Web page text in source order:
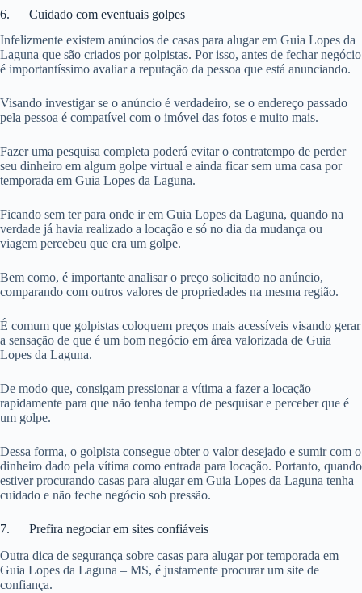
6. Cuidado com eventuais golpes
Infelizmente existem anúncios de casas para alugar em Guia Lopes da
Laguna que são criados por golpistas. Por isso, antes de fechar negócio
é importantíssimo avaliar a reputação da pessoa que está anunciando.
Visando investigar se o anúncio é verdadeiro, se o endereço passado
pela pessoa é compatível com o imóvel das fotos e muito mais.
Fazer uma pesquisa completa poderá evitar o contratempo de perder
seu dinheiro em algum golpe virtual e ainda ficar sem uma casa por
temporada em Guia Lopes da Laguna.
Ficando sem ter para onde ir em Guia Lopes da Laguna, quando na
verdade já havia realizado a locação e só no dia da mudança ou
viagem percebeu que era um golpe.
Bem como, é importante analisar o preço solicitado no anúncio,
comparando com outros valores de propriedades na mesma região.
É comum que golpistas coloquem preços mais acessíveis visando gerar
a sensação de que é um bom negócio em área valorizada de Guia
Lopes da Laguna.
De modo que, consigam pressionar a vítima a fazer a locação
rapidamente para que não tenha tempo de pesquisar e perceber que é
um golpe.
Dessa forma, o golpista consegue obter o valor desejado e sumir com o
dinheiro dado pela vítima como entrada para locação. Portanto, quando
estiver procurando casas para alugar em Guia Lopes da Laguna tenha
cuidado e não feche negócio sob pressão.
7. Prefira negociar em sites confiáveis
Outra dica de segurança sobre casas para alugar por temporada em
Guia Lopes da Laguna – MS, é justamente procurar um site de
confiança.